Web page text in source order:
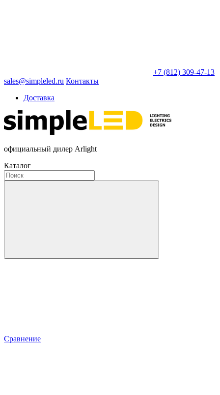
+7 (812) 309-47-13
sales@simpleled.ru Контакты
Доставка
официальный дилер Arlight
Каталог
Сравнение